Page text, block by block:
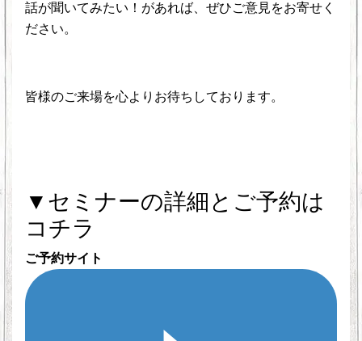
話が聞いてみたい！があれば、ぜひご意見をお寄せく
ださい。
皆様のご来場を心よりお待ちしております。
▼セミナーの詳細とご予約は
コチラ
ご予約サイト